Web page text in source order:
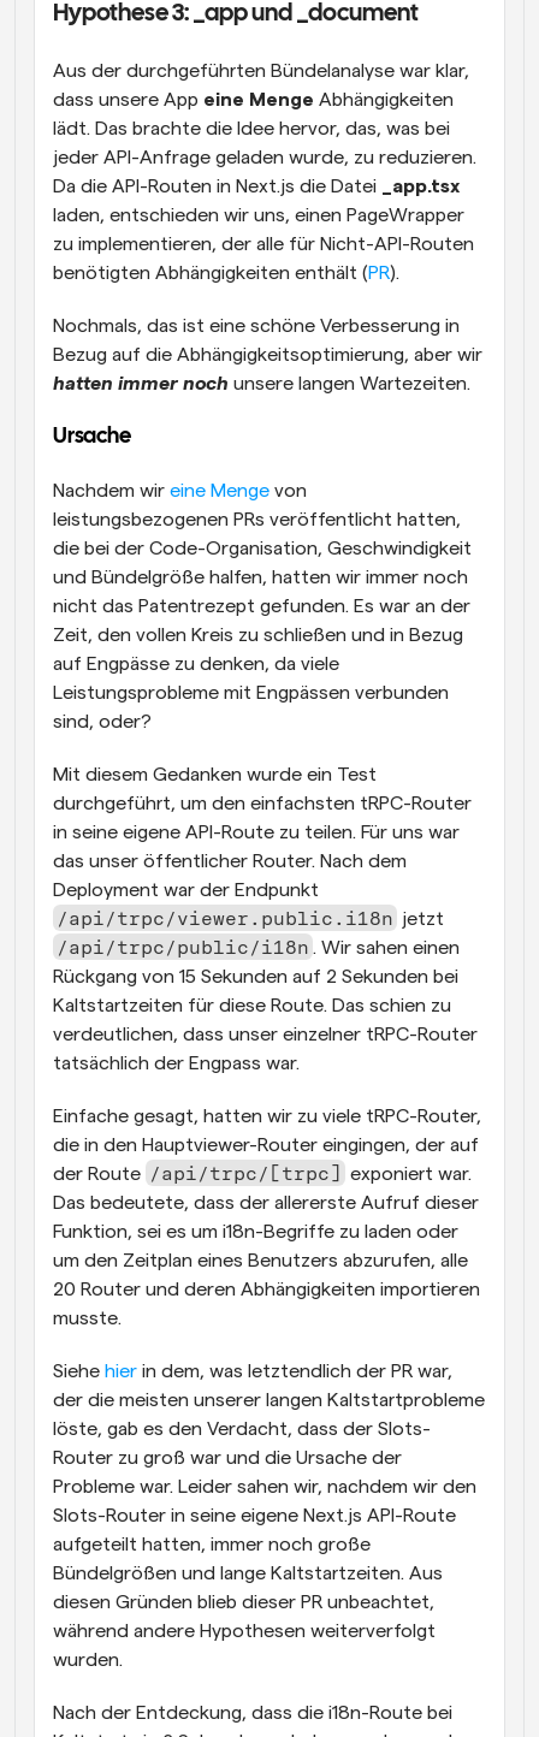
Hypothese 3: _app und _document
Aus der durchgeführten Bündelanalyse war klar,
dass unsere App eine Menge Abhängigkeiten
lädt. Das brachte die Idee hervor, das, was bei
jeder API-Anfrage geladen wurde, zu reduzieren.
Da die API-Routen in Next.js die Datei
_app.tsx
laden, entschieden wir uns, einen PageWrapper
zu implementieren, der alle für Nicht-API-Routen
benötigten Abhängigkeiten enthält (PR).
Nochmals, das ist eine schöne Verbesserung in
hatten immer noch unsere langen Wartezeiten.
Ursache
Nachdem wir eine Menge von
leistungsbezogenen PRs veröffentlicht hatten,
die bei der Code-Organisation, Geschwindigkeit
und Bündelgröße halfen, hatten wir immer noch
nicht das Patentrezept gefunden. Es war an der
Zeit, den vollen Kreis zu schließen und in Bezug
auf Engpässe zu denken, da viele
Leistungsprobleme mit Engpässen verbunden
sind, oder?
Mit diesem Gedanken wurde ein Test
durchgeführt, um den einfachsten tRPC-Router
in seine eigene API-Route zu teilen. Für uns war
das unser öffentlicher Router. Nach dem
/api/trpc/viewer.public.i18n
/api/trpc/public/i18n . Wir sahen einen
Rückgang von 15 Sekunden auf 2 Sekunden bei
Kaltstartzeiten für diese Route. Das schien zu
verdeutlichen, dass unser einzelner tRPC-Router
tatsächlich der Engpass war.
Einfache gesagt, hatten wir zu viele tRPC-Router,
die in den Hauptviewer-Router eingingen, der auf
der Route /api/trpc/[trpc]
exponiert war.
Das bedeutete, dass der allererste Aufruf dieser
Funktion, sei es um i18n-Begriffe zu laden oder
um den Zeitplan eines Benutzers abzurufen, alle
20 Router und deren Abhängigkeiten importieren
musste.
Siehe hier in dem, was letztendlich der PR war,
der die meisten unserer langen Kaltstartprobleme
löste, gab es den Verdacht, dass der Slots-
Router zu groß war und die Ursache der
Probleme war. Leider sahen wir, nachdem wir den
Slots-Router in seine eigene Next.js API-Route
aufgeteilt hatten, immer noch große
Bündelgrößen und lange Kaltstartzeiten. Aus
diesen Gründen blieb dieser PR unbeachtet,
während andere Hypothesen weiterverfolgt
wurden.
Nach der Entdeckung, dass die i18n-Route bei